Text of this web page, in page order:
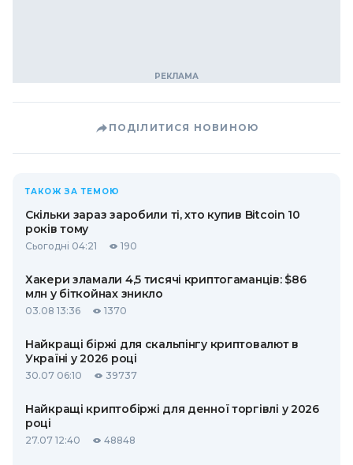
ПОДІЛИТИСЯ НОВИНОЮ
ТАКОЖ ЗА ТЕМОЮ
Скільки зараз заробили ті, хто купив Bitcoin 10
років тому
Сьогодні 04:21 190
Хакери зламали 4,5 тисячі криптогаманців: $86
млн у біткойнах зникло
03.08 13:36 1370
Найкращі біржі для скальпінгу криптовалют в
Україні у 2026 році
30.07 06:10 39737
Найкращі криптобіржі для денної торгівлі у 2026
році
27.07 12:40 48848